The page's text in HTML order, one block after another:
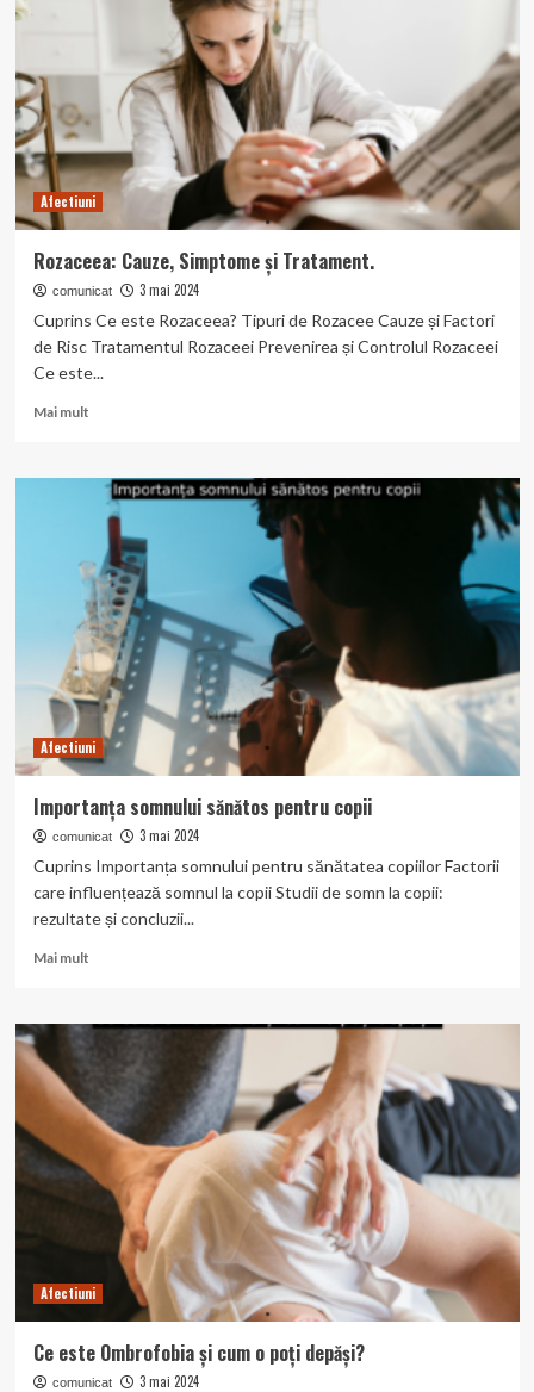
Afectiuni
Rozaceea: Cauze, Simptome și Tratament.
comunicat 3 mai 2024
Cuprins Ce este Rozaceea? Tipuri de Rozacee Cauze și Factori
de Risc Tratamentul Rozaceei Prevenirea și Controlul Rozaceei
Ce este...
Mai multRead
Rozaceea:
Cauze,
Simptome
Tratament.
Afectiuni
Importanța somnului sănătos pentru copii
comunicat 3 mai 2024
Cuprins Importanța somnului pentru sănătatea copiilor Factorii
care influențează somnul la copii Studii de somn la copii:
rezultate și concluzii...
Mai multRead
Importanța
somnului
sănătos
pentru
copii
Afectiuni
Ce este Ombrofobia și cum o poți depăși?
comunicat 3 mai 2024